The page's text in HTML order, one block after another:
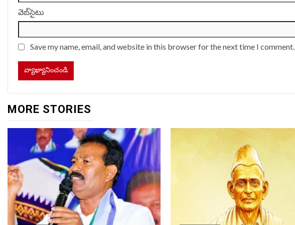
వెబ్‌సైటు
Save my name, email, and website in this browser for the next time I comment.
MORE STORIES